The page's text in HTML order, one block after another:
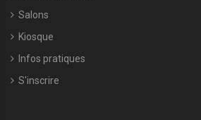
Salons
Kiosque
Infos pratiques
S'inscrire